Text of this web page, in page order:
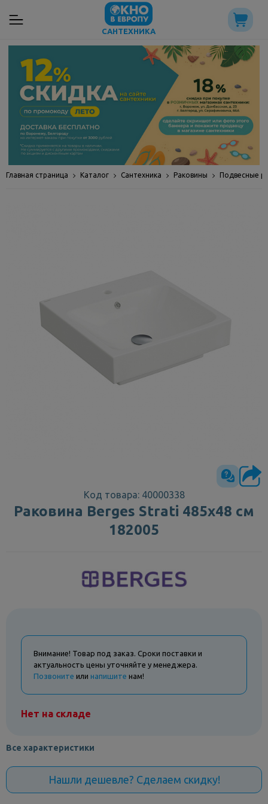
САНТЕХНИКА
Главная страница Каталог Сантехника Раковины Подвесные
Код товара: 40000338
Раковина Berges Strati 485х48 см
182005
Внимание! Товар под заказ. Сроки поставки и
актуальность цены уточняйте у менеджера.
Позвоните или напишите нам!
Нет на складе
Все характеристики
Нашли дешевле? Сделаем скидку!